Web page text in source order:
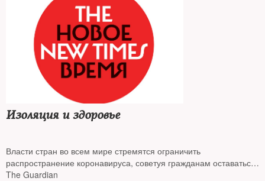
Изоляция и здоровье
Власти стран во всем мире стремятся ограничить
распространение коронавируса, советуя гражданам оставаться
дома, запрещая массовые мероприятия. Люди все больше
The Guardian